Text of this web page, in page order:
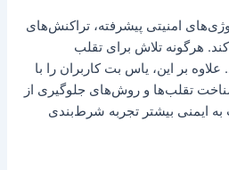
امنیتی پیشرفته، تراکنش‌های
هرگونه تلاش برای تقلب
بر این، یاس بت کاربران را با
تقلب‌ها و روش‌های جلوگیری از
به ایمنی بیشتر تجربه شرط‌بندی